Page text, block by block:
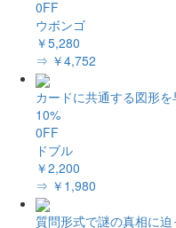
0FF
ウボンゴ
￥5,280
⇒ ￥4,752
カードに共通する図形
10%
0FF
ドブル
￥2,200
⇒ ￥1,980
質問形式で謎の真相に